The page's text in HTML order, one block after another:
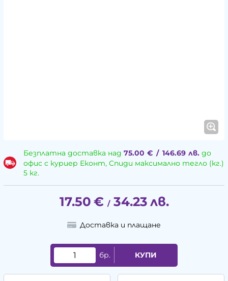
Безплатна доставка над 75.00 € / 146.69 лв.до
офис с куриер Еконт, Спиди максимално тегло (кг.)
5 кг.
17.50 € / 34.23 лв.
Доставка и плащане
бр. КУПИ